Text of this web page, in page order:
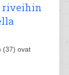
riveihin
(37) ovat